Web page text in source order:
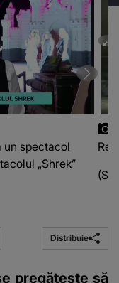
un spectacol
„Shrek”
Distribuie
pregătește să